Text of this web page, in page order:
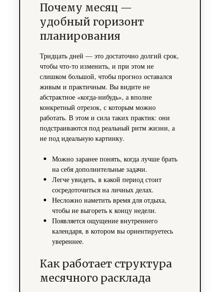
Почему месяц —
удобный горизонт
планирования
Тридцать дней — это достаточно долгий срок,
чтобы что-то изменить, и при этом не
слишком большой, чтобы прогноз оставался
живым и практичным. Вы видите не
абстрактное «когда-нибудь», а вполне
конкретный отрезок, с которым можно
работать. В этом и сила таких практик: они
подстраиваются под реальный ритм жизни, а
не под идеальную картинку.
Можно заранее понять, когда лучше брать
на себя дополнительные задачи.
Легче увидеть, в какой период стоит
сосредоточиться на личных делах.
Несложно наметить время для отдыха,
чтобы не выгореть к концу недели.
Появляется ощущение внутреннего
календаря, в котором вы ориентируетесь
увереннее.
Как работает структура
месячного расклада